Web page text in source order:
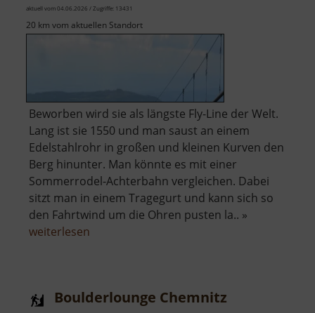
aktuell vom 04.06.2026 / Zugriffe: 13431
20 km vom aktuellen Standort
Beworben wird sie als längste Fly-Line der Welt.
Lang ist sie 1550 und man saust an einem
Edelstahlrohr in großen und kleinen Kurven den
Berg hinunter. Man könnte es mit einer
Sommerrodel-Achterbahn vergleichen. Dabei
sitzt man in einem Tragegurt und kann sich so
den Fahrtwind um die Ohren pusten la.. »
weiterlesen
Fichtelberg
Boulderlounge Chemnitz